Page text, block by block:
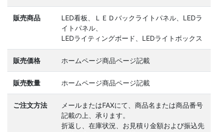
販売商品
LED看板、ＬＥＤバックライトパネル、LEDラ
イトパネル、
LEDライティングボード、LEDライトボックス
販売価格 ホームページ商品ページ記載
販売数量 ホームページ商品ページ記載
ご注文方法
メールまたはFAXにて、商品名または商品番号
記載の上、承ります。
折返し、在庫状況、お見積り金額および振込先